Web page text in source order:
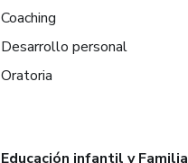
Coaching
Desarrollo personal
Oratoria
Educación infantil y Familia